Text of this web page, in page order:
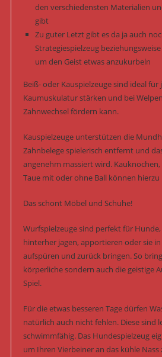
den verschiedensten Materialien
gibt
Zu guter Letzt gibt es da ja auch
Strategiespielzeug
um den Geist etwas anzukurbeln
Beiß- oder Kauspielzeuge sind ideal
Kaumuskulatur stärken und bei
Zahnwechsel fördern kann.
Kauspielzeuge unterstützen die
Zahnbelege spielerisch entfernt und
angenehm massiert wird. Kauknochen,
Taue mit oder ohne Ball können hierzu
Das schont Möbel und Schuhe!
Wurfspielzeuge sind perfekt für
hinterher jagen, apportieren oder sie
aufspüren und zurück bringen. So
körperliche sondern auch die geistige
Spiel.
Für die etwas besseren Tage dürfen
natürlich auch nicht fehlen. Diese sind
schwimmfähig. Das Hundespielzeug
um Ihren Vierbeiner an das kühle Nass